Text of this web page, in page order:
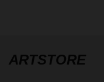
ARTSTORE